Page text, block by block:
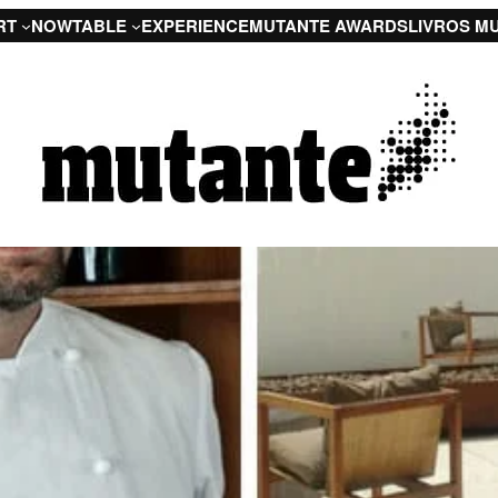
NOWTABLE EXPERIENCEMUTANTE AWARDSLIVROS